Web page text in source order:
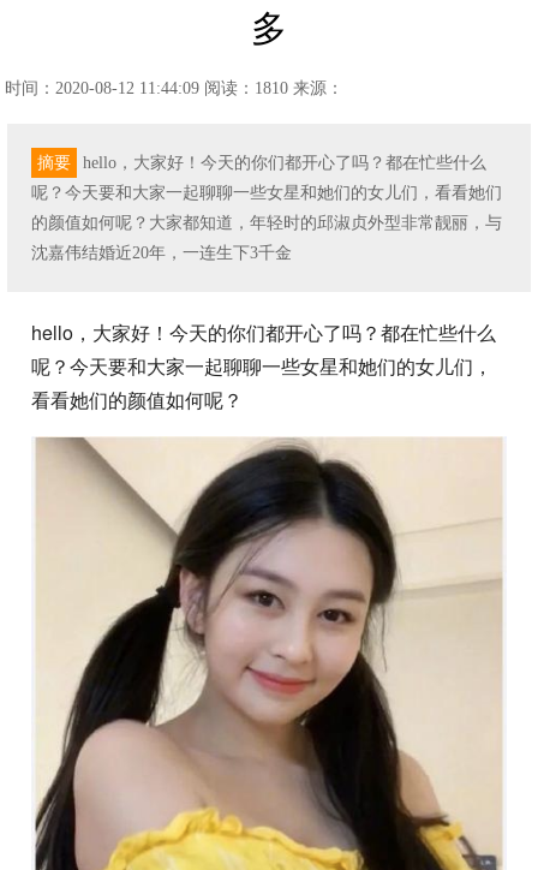
多
时间：2020-08-12 11:44:09 阅读：1810 来源：
摘要
hello，大家好！今天的你们都开心了吗？都在忙些什么
呢？今天要和大家一起聊聊一些女星和她们的女儿们，看看她们
的颜值如何呢？大家都知道，年轻时的邱淑贞外型非常靓丽，与
沈嘉伟结婚近20年，一连生下3千金
hello，大家好！今天的你们都开心了吗？都在忙些什么
呢？今天要和大家一起聊聊一些女星和她们的女儿们，
看看她们的颜值如何呢？